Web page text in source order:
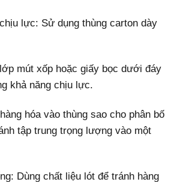
lực: Sử dụng thùng carton dày
mút xốp hoặc giấy bọc dưới đáy
khả năng chịu lực.
hóa vào thùng sao cho phân bố
tập trung trọng lượng vào một
Dùng chất liệu lót để tránh hàng